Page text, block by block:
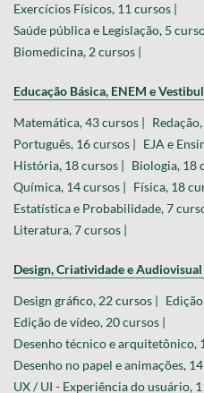
Exercícios Físicos, 11 cursos |
Saúde pública e Legislação, 5
Biomedicina, 2 cursos |
Educação Básica, ENEM e
Matemática, 43 cursos |
Português, 16 cursos |
EJA e
História, 18 cursos |
Biologia, 18
Química, 14 cursos |
Física, 18
Estatística e Probabilidade, 7
Literatura, 7 cursos |
Design, Criatividade e Audiovisual
Design gráfico, 22 cursos |
Edição de vídeo, 20 cursos |
Desenho técnico e arquitetônico,
Desenho no papel e animações, 14
UX / UI - Experiência do usuário,